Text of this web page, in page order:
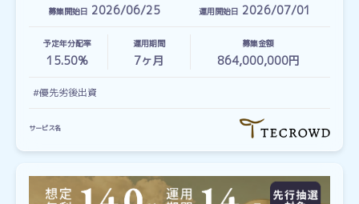
募集開始日 2026/06/25 運用開始日 2026/07/01
予定年分配率
15.50%
運用期間
7ヶ月
募集金額
864,000,000円
#優先劣後出資
サービス名